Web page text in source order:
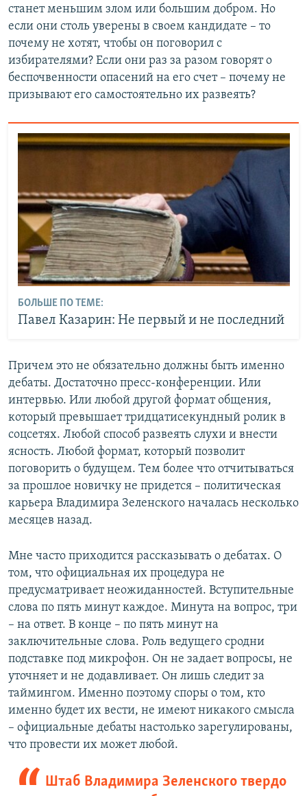
станет меньшим злом или большим добром. Но
если они столь уверены в своем кандидате – то
почему не хотят, чтобы он поговорил с
избирателями? Если они раз за разом говорят о
беспочвенности опасений на его счет – почему не
призывают его самостоятельно их развеять?
БОЛЬШЕ ПО ТЕМЕ:
Павел Казарин: Не первый и не последний
Причем это не обязательно должны быть именно
дебаты. Достаточно пресс-конференции. Или
интервью. Или любой другой формат общения,
который превышает тридцатисекундный ролик в
соцсетях. Любой способ развеять слухи и внести
ясность. Любой формат, который позволит
поговорить о будущем. Тем более что отчитываться
за прошлое новичку не придется – политическая
карьера Владимира Зеленского началась несколько
месяцев назад.
Мне часто приходится рассказывать о дебатах. О
том, что официальная их процедура не
предусматривает неожиданностей. Вступительные
слова по пять минут каждое. Минута на вопрос, три
– на ответ. В конце – по пять минут на
заключительные слова. Роль ведущего сродни
подставке под микрофон. Он не задает вопросы, не
уточняет и не додавливает. Он лишь следит за
таймингом. Именно поэтому споры о том, кто
именно будет их вести, не имеют никакого смысла
– официальные дебаты настолько зарегулированы,
что провести их может любой.​
Штаб Владимира Зеленского твердо